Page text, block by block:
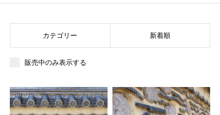
カテゴリー 新着順
販売中のみ表示する